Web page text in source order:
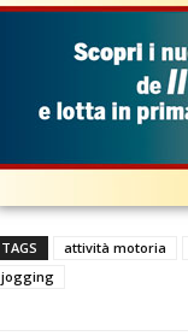
TAGS attività motoria
jogging